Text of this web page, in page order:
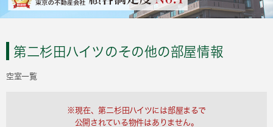
第二杉田ハイツのその他の部屋情報
空室一覧
※現在、第二杉田ハイツには部屋まるで
公開されている物件はありません。